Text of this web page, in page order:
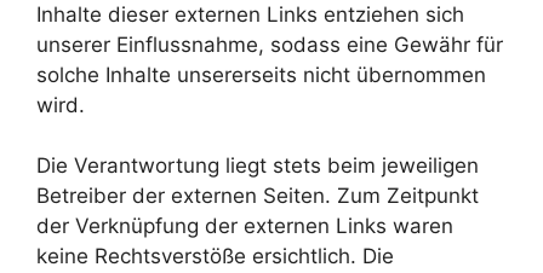
Inhalte dieser externen Links entziehen sich
unserer Einflussnahme, sodass eine Gewähr für
solche Inhalte unsererseits nicht übernommen
wird.
Die Verantwortung liegt stets beim jeweiligen
Betreiber der externen Seiten. Zum Zeitpunkt
der Verknüpfung der externen Links waren
keine Rechtsverstöße ersichtlich. Die